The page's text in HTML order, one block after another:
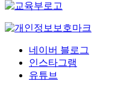
네이버 블로그
인스타그램
유튜브